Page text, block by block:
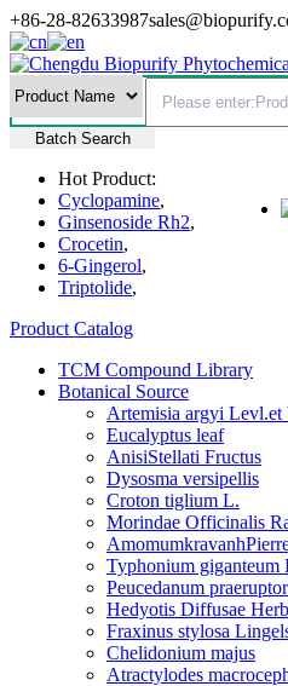
+86-28-82633987
Batch Search
Hot Product:
Cyclopamine,
Ginsenoside Rh2,
Crocetin,
6-Gingerol,
Triptolide,
Product Catalog
TCM Compound Library
Botanical Source
Artemisia argyi Levl.et
Eucalyptus leaf
AnisiStellati Fructus
Dysosma versipellis
Croton tiglium L.
Morindae Officinalis
Typhonium giganteum
Peucedanum
Hedyotis Diffusae
Fraxinus stylosa
Chelidonium majus
Atractylodes